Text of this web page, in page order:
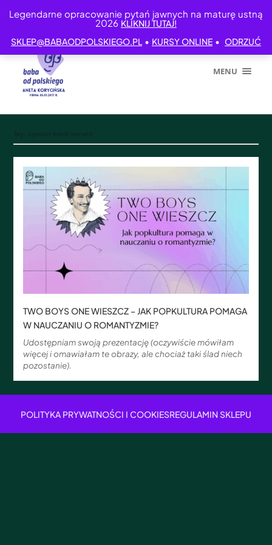
Legendarne opracowanie pytań jawnych na maturę ustną
2026 KLIKNIJ TUTAJ!
SKLEP@BABAODPOLSKIEGO.PL • KURSY ONLINE • ODRZUĆ
MENU
TWO BOYS ONE WIESZCZ – JAK POPKULTURA POMAGA
W NAUCZANIU O ROMANTYZMIE?
Udostępniam swoją prezentację (oczywiście mówiłam
więcej i omawiałam te obrazy, ale chociaż taki ślad niech
pozostanie).
POLITYKA PRYWATNOŚCI I COOKIESREGULAMIN SKLEPU